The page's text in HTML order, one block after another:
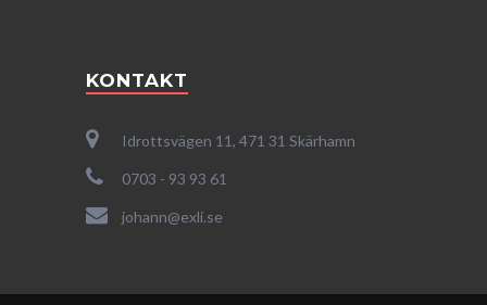
KONTAKT
Idrottsvägen 11, 471 31 Skärhamn
0703 - 93 93 61
johann@exli.se